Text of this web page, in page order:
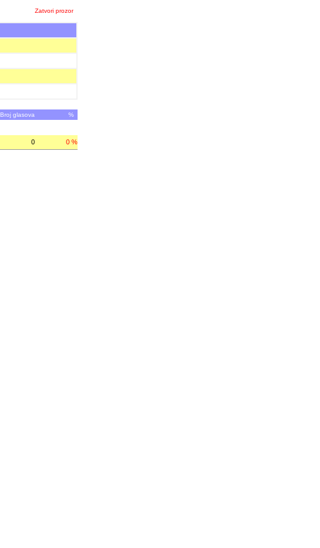
Zatvori prozor
Broj glasova %
0 0 %